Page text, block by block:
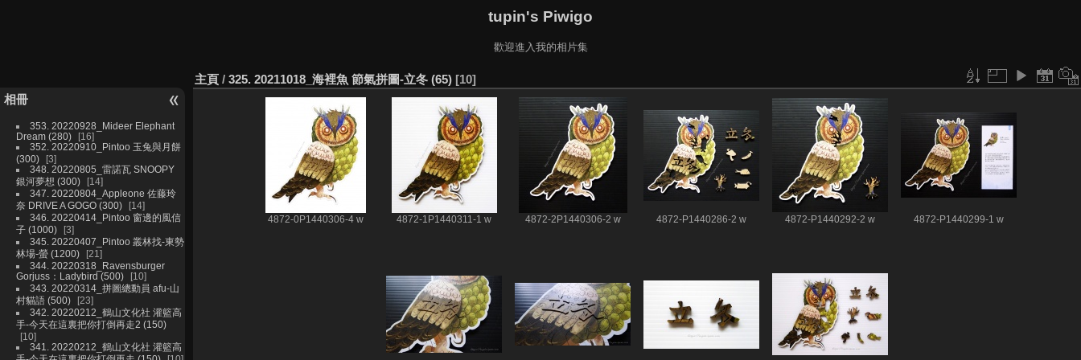
tupin's Piwigo
歡迎進入我的相片集
相冊
353. 20220928_Mideer Elephant
Dream (280)
16
352. 20220910_Pintoo 玉兔與月餅
(300)
3
348. 20220805_雷諾瓦 SNOOPY
銀河夢想 (300)
14
347. 20220804_Appleone 佐藤玲
奈 DRIVE A GOGO (300)
14
346. 20220414_Pintoo 窗邊的風信
子 (1000)
3
345. 20220407_Pintoo 叢林找-東勢
林場-螢 (1200)
21
344. 20220318_Ravensburger
Gorjuss：Ladybird (500)
10
343. 20220314_拼圖總動員 afu-山
村貓語 (500)
23
342. 20220212_鶴山文化社 灌籃高
手-今天在這裏把你打倒再走2 (150)
10
341. 20220212_鶴山文化社 灌籃高
主頁 / 325. 20211018_海裡魚 節氣拼圖-立冬 (65) 10
4872-0P1440306-4 w 4872-1P1440311-1 w 4872-2P1440306-2 w 4872-P1440286-2 w 4872-P1440292-2 w 4872-P1440299-1 w